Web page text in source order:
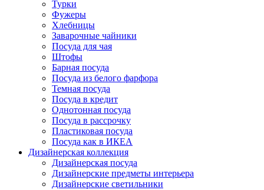
Турки
Фужеры
Хлебницы
Заварочные чайники
Посуда для чая
Штофы
Барная посуда
Посуда из белого фарфора
Темная посуда
Посуда в кредит
Однотонная посуда
Посуда в рассрочку
Пластиковая посуда
Посуда как в ИКЕА
Дизайнерская коллекция
Дизайнерская посуда
Дизайнерские предметы интерьера
Дизайнерские светильники